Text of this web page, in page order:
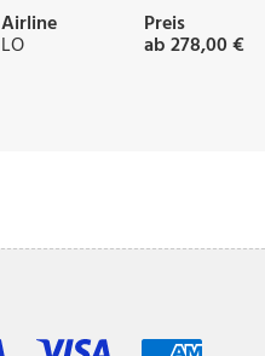
Airline
LO
Preis
ab 278,00 €